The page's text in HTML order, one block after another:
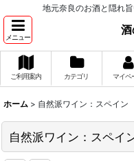
地元奈良のお酒と隠れ
メニュー
ご利用案内 カテゴリ マイペ
ホーム > 自然派ワイン：スペイン
自然派ワイン：スペイ